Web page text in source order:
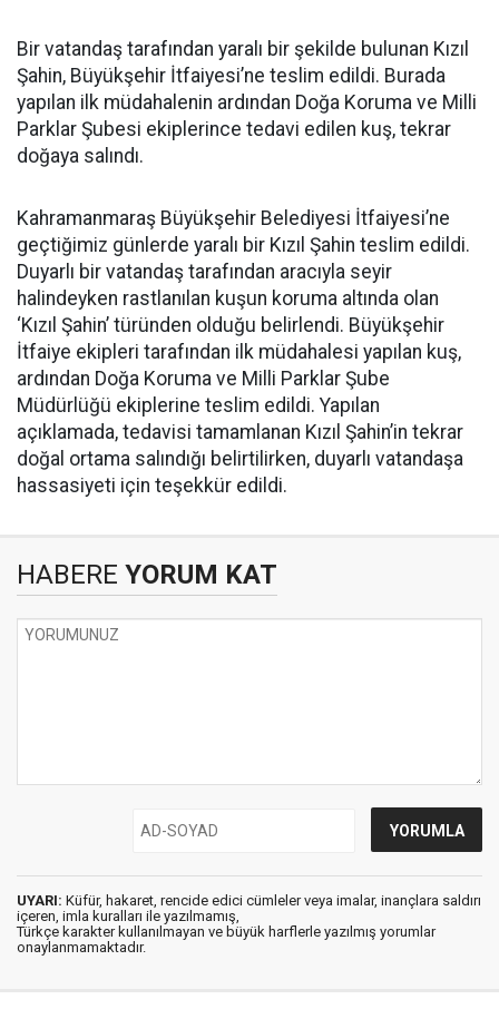
Bir vatandaş tarafından yaralı bir şekilde bulunan Kızıl
Şahin, Büyükşehir İtfaiyesi’ne teslim edildi. Burada
yapılan ilk müdahalenin ardından Doğa Koruma ve Milli
Parklar Şubesi ekiplerince tedavi edilen kuş, tekrar
doğaya salındı.
Kahramanmaraş Büyükşehir Belediyesi İtfaiyesi’ne
geçtiğimiz günlerde yaralı bir Kızıl Şahin teslim edildi.
Duyarlı bir vatandaş tarafından aracıyla seyir
halindeyken rastlanılan kuşun koruma altında olan
‘Kızıl Şahin’ türünden olduğu belirlendi. Büyükşehir
İtfaiye ekipleri tarafından ilk müdahalesi yapılan kuş,
ardından Doğa Koruma ve Milli Parklar Şube
Müdürlüğü ekiplerine teslim edildi. Yapılan
açıklamada, tedavisi tamamlanan Kızıl Şahin’in tekrar
doğal ortama salındığı belirtilirken, duyarlı vatandaşa
hassasiyeti için teşekkür edildi.
HABERE YORUM KAT
UYARI: Küfür, hakaret, rencide edici cümleler veya imalar, inançlara saldırı
içeren, imla kuralları ile yazılmamış,
Türkçe karakter kullanılmayan ve büyük harflerle yazılmış yorumlar
onaylanmamaktadır.